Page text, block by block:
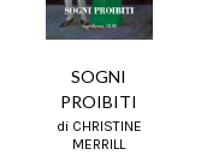
SOGNI
PROIBITI
di CHRISTINE
MERRILL